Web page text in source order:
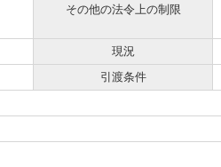
その他の法令上の制限
現況
引渡条件